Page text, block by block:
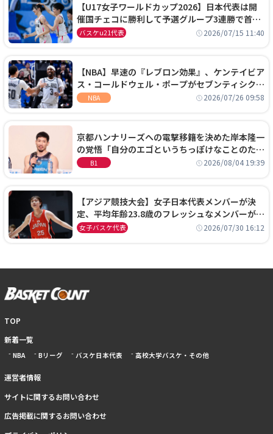
【U17女子ワールドカップ2026】日本代表は開
催国チェコに勝利して予選グループ3連勝で首位
通過！準々決勝の相手はエジプトに決定
バスケu21代表 2026/07/15 11:40
【NBA】早速の『レブロン効果』、ケンテイビア
ス・コールドウェル・ポープがセブンティシクサ
ーズに1年契約で加入
NBA 2026/07/26 09:58
京都ハンナリーズへの電撃移籍を決めた岸本隆一
の覚悟「自分のエゴというちっぽけなことのため
に、京都に来たわけではない」
B1 2026/08/04 19:39
【アジア競技大会】女子日本代表メンバーが決
定、平均年齢23.8歳のフレッシュなメンバーが日
本開催の大舞台で頂点を狙う
女子バスケ代表 2026/07/30 16:12
TOP
新着一覧
NBA Bリーグ バスケ日本代表 高校大学バスケ・その他
運営者情報
サイトに関するお問い合わせ
広告掲載に関するお問い合わせ